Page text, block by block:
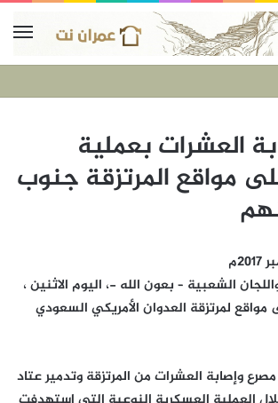
العشرات بعملية
مواقع المرتزقة جنوب
الشعبية – بعون الله -، اليوم الاثنين ،
لمرتزقة العدوان الأمريكي السعودي
وإصابة العشرات من المرتزقة وتدمير عتاد